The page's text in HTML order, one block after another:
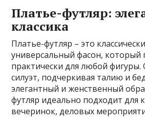
Платье-футляр:
классика
Платье-футляр – это
универсальный фасон, который
практически для любой фигуры.
силуэт, подчеркивая талию и
элегантный и женственный
футляр идеально подходит для
вечеринок, деловых